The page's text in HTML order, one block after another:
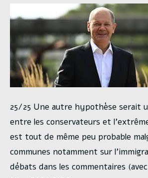
25/25 Une autre hypothèse serait
entre les conservateurs et
est tout de même peu probable
communes notamment sur
débats dans les commentaires